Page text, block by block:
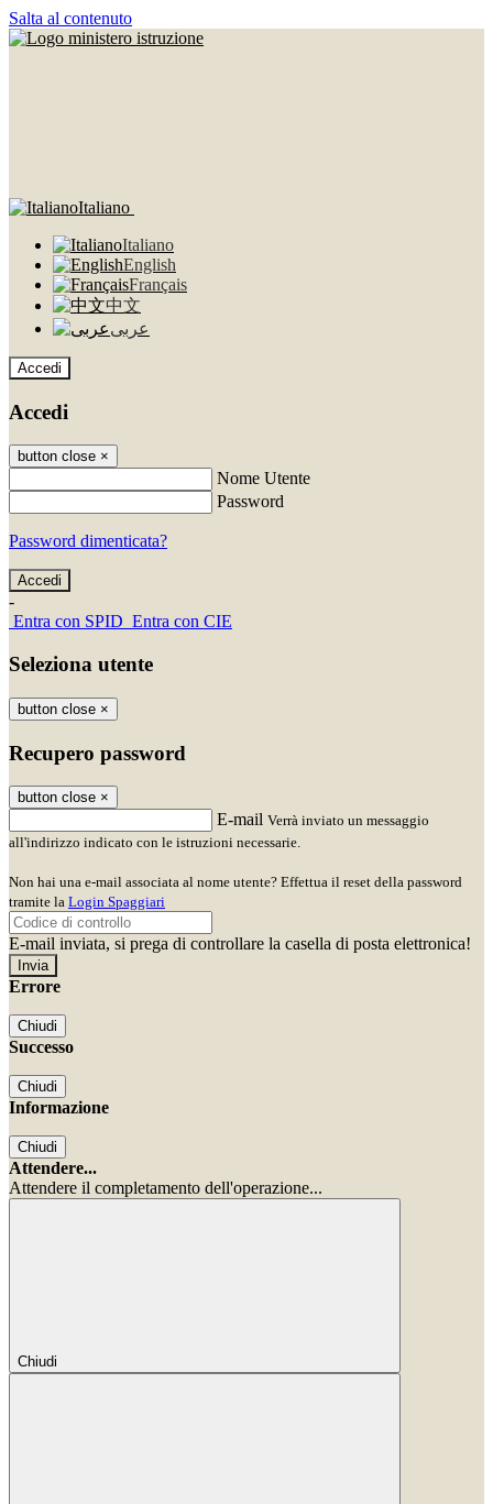
Salta al contenuto
Italiano
Italiano
English
Français
中文
عربى
Accedi
Accedi
button close ×
Nome Utente
Password
Password dimenticata?
-
Entra con SPID Entra con CIE
Seleziona utente
button close ×
Recupero password
button close ×
E-mail Verrà inviato un messaggio
all'indirizzo indicato con le istruzioni necessarie.
Non hai una e-mail associata al nome utente? Effettua il reset della password
tramite la Login Spaggiari
E-mail inviata, si prega di controllare la casella di posta elettronica!
Errore
Chiudi
Successo
Chiudi
Informazione
Chiudi
Attendere...
Attendere il completamento dell'operazione...
Chiudi